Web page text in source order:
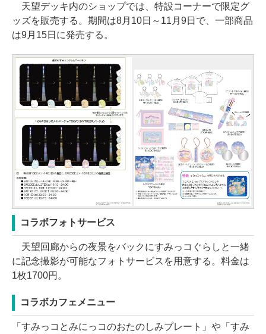
天望デッキ内のショップでは、特設コーナーで限定グ
ッズを販売する。期間は8月10日～11月9日で、一部商品
は9月15日に発売する。
コラボフォトサービス
天望回廊からの夜景をバックにすみっコぐらしと一緒
に記念撮影が可能なフォトサービスを用意する。料金は
1枚1700円。
コラボカフェメニュー
「すみっコとみにっコのおたのしみプレート」や「すみ